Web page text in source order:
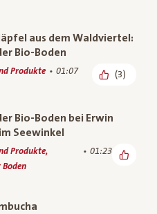
aus dem Waldviertel:
Bio-Boden
Produkte 01:07 (3)
Bio-Boden bei Erwin
Seewinkel
Produkte,
Boden
01:23